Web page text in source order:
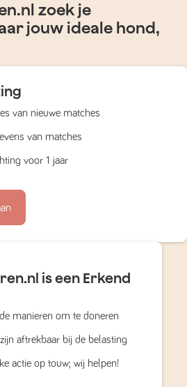
zoek je
jouw ideale hond,
van nieuwe matches
van matches
voor 1 jaar
is een Erkend
manieren om te doneren
aftrekbaar bij de belasting
actie op touw; wij helpen!